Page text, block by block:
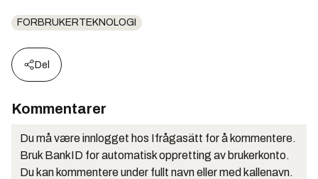
FORBRUKERTEKNOLOGI
Del
Kommentarer
Du må være innlogget hos Ifrågasätt for å kommentere.
Bruk BankID for automatisk oppretting av brukerkonto.
Du kan kommentere under fullt navn eller med kallenavn.